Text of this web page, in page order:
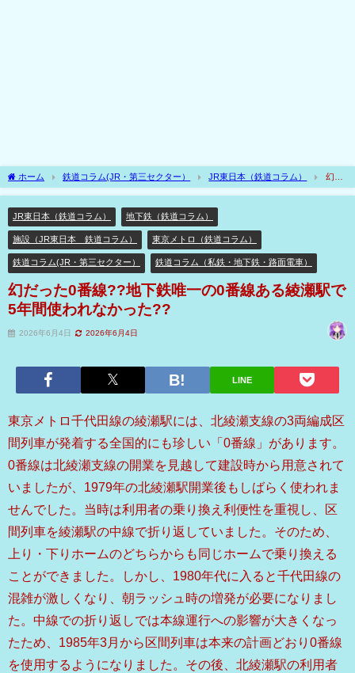
ホーム 鉄道コラム(JR・第三セクター） JR東日本（鉄道コラム）
幻だ
った0番線??地下鉄唯一の0番線ある綾瀬駅で5年間使われなかった??
JR東日本（鉄道コラム） 地下鉄（鉄道コラム）
施設（JR東日本 鉄道コラム） 東京メトロ（鉄道コラム）
鉄道コラム(JR・第三セクター） 鉄道コラム（私鉄・地下鉄・路面電車）
幻だった0番線??地下鉄唯一の0番線ある綾瀬駅で
5年間使われなかった??
2026年6月4日 2026年6月4日
LINE
東京メトロ千代田線の綾瀬駅には、北綾瀬支線の3両編成区
間列車が発着する全国的にも珍しい「0番線」があります。
0番線は北綾瀬支線の開業を見越して建設時から用意されて
いましたが、1979年の北綾瀬駅開業後もしばらく使われま
せんでした。当時は利用者の乗り換え利便性を重視し、区
間列車を綾瀬駅の中線で折り返していました。そのため、
上り・下りホームのどちらからも同じホームで乗り換える
ことができました。しかし、1980年代に入ると千代田線の
混雑が激しくなり、朝ラッシュ時の増発が必要になりまし
た。中線での折り返しでは本線運行への影響が大きくなっ
たため、1985年3月から区間列車は本来の計画どおり0番線
を使用するようになりました。その後、北綾瀬駅の利用者